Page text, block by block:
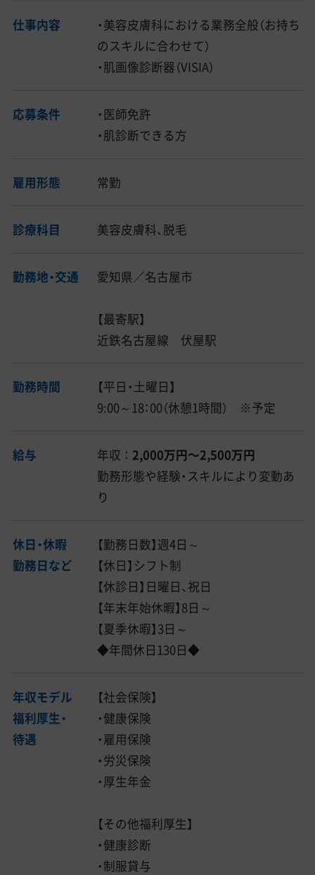
仕事内容
・美容皮膚科における業務全般（お持ち
のスキルに合わせて）
・肌画像診断器（VISIA）
応募条件
・医師免許
・肌診断できる方
雇用形態 常勤
診療科目 美容皮膚科、脱毛
勤務地・交通 愛知県／名古屋市
【最寄駅】
近鉄名古屋線 伏屋駅
勤務時間
【平日・土曜日】
9:00～18：00（休憩1時間） ※予定
給与 年収 ： 2,000万円〜2,500万円
勤務形態や経験・スキルにより変動あ
り
休日・休暇
勤務日など
【勤務日数】週4日～
【休日】シフト制
【休診日】日曜日、祝日
【年末年始休暇】8日～
【夏季休暇】3日～
◆年間休日130日◆
年収モデル
福利厚生・
待遇
【社会保険】
・健康保険
・雇用保険
・労災保険
・厚生年金
【その他福利厚生】
・健康診断
・制服貸与